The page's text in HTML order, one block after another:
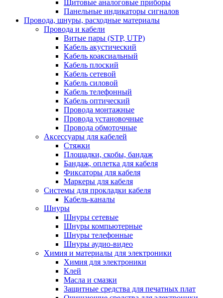
Щитовые аналоговые приборы
Панельные индикаторы сигналов
Провода, шнуры, расходные материалы
Провода и кабели
Витые пары (STP, UTP)
Кабель акустический
Кабель коаксиальный
Кабель плоский
Кабель сетевой
Кабель силовой
Кабель телефонный
Кабель оптический
Провода монтажные
Провода установочные
Провода обмоточные
Аксессуары для кабелей
Стяжки
Площадки, скобы, бандаж
Бандаж, оплетка для кабеля
Фиксаторы для кабеля
Маркеры для кабеля
Системы для прокладки кабеля
Кабель-каналы
Шнуры
Шнуры сетевые
Шнуры компьютерные
Шнуры телефонные
Шнуры аудио-видео
Химия и материалы для электроники
Химия для электроники
Клей
Масла и смазки
Защитные средства для печатных плат